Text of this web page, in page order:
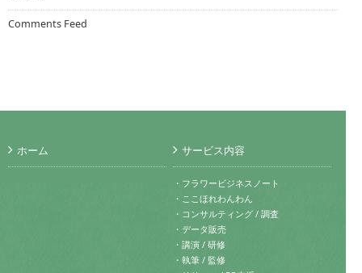
Comments Feed
ホーム サービス内容
・フラワービジネスノート
・ここほれわんわん
・コンサルティング / 調査
・データ販売
・講演 / 研修
・執筆 / 監修